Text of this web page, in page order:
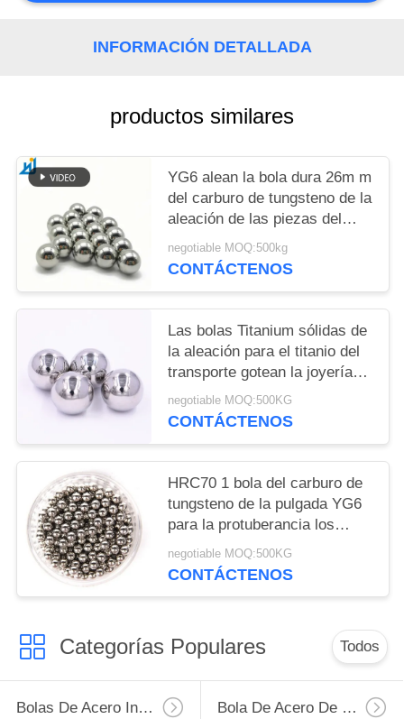
PRIVACY
POLICY
INFORMACIÓN DETALLADA
productos similares
YG6 alean la bola dura 26m m
del carburo de tungsteno de la
aleación de las piezas del
desgaste del carburo de
tungsteno de la bola de acero
negotiable MOQ:500kg
CONTÁCTENOS
Las bolas Titanium sólidas de
la aleación para el titanio del
transporte gotean la joyería
que hace 4m m 5m m 6m m
8m m
negotiable MOQ:500KG
CONTÁCTENOS
HRC70 1 bola del carburo de
tungsteno de la pulgada YG6
para la protuberancia los
32MM del agujero los 8MM
10M M
negotiable MOQ:500KG
CONTÁCTENOS
Categorías Populares Todos
Bolas De Acero Inoxidables Bola De Acero De Carbono